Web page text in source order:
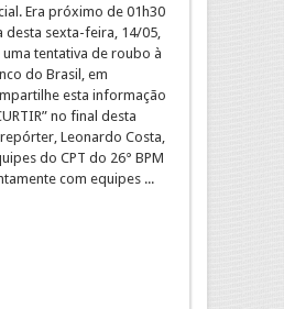
Era próximo de 01h30
sexta-feira, 14/05,
tentativa de roubo à
do Brasil, em
esta informação
no final desta
Leonardo Costa,
do CPT do 26° BPM
com equipes ...